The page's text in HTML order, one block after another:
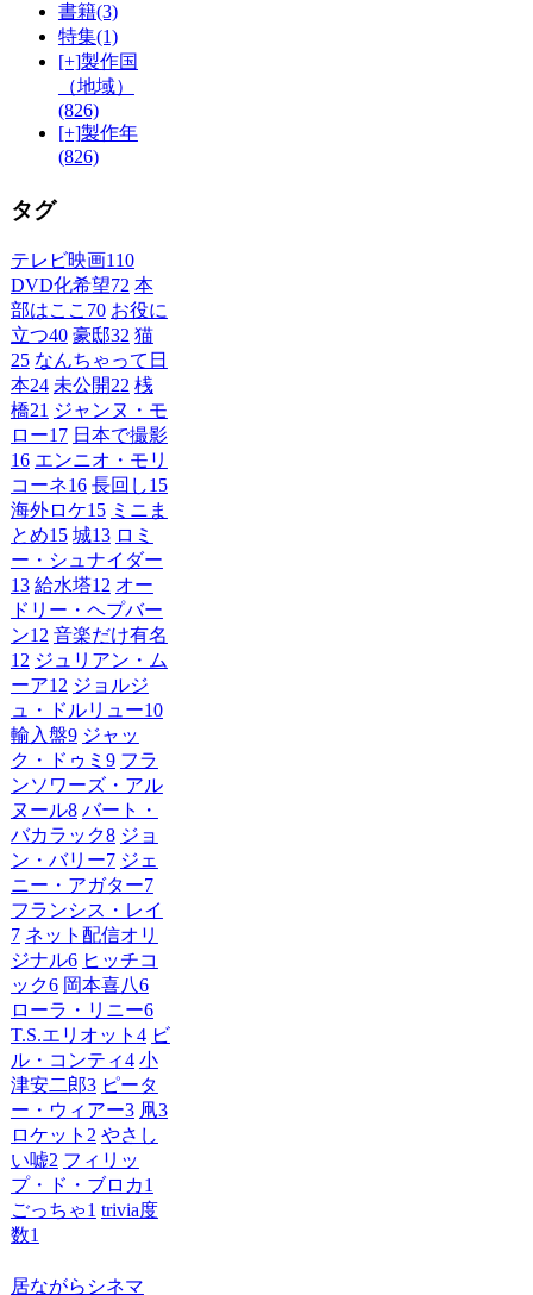
書籍(3)
特集(1)
[+]製作国
（地域）
(826)
[+]製作年
(826)
タグ
テレビ映画110
DVD化希望72 本
部はここ 70 お役に
立つ40 豪邸32 猫
25 なんちゃって日
本24 未公開22 桟
橋21 ジャンヌ・モ
ロー17 日本で撮影
16 エンニオ・モリ
コーネ16 長回し15
海外ロケ15 ミニま
とめ15 城13 ロミ
ー・シュナイダー
13 給水塔12 オー
ドリー・ヘプバー
ン12 音楽だけ有名
12 ジュリアン・ム
ーア12 ジョルジ
ュ・ドルリュー10
輸入盤9 ジャッ
ク・ドゥミ 9 フラ
ンソワーズ・アル
ヌール8 バート・
バカラック8 ジョ
ン・バリー7 ジェ
ニー・アガター7
フランシス・レイ
7 ネット配信オリ
ジナル6 ヒッチコ
ック6 岡本喜八6
ローラ・リニー6
T.S.エリオット 4 ビ
ル・コンティ4 小
津安二郎3 ピータ
ー・ウィアー3 凧3
ロケット 2 やさし
い嘘2 フィリッ
プ・ド・ブロカ1
ごっちゃ1 trivia度
数1
居ながらシネマ